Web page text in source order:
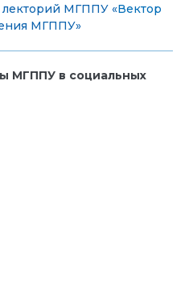
МГППУ «Вектор
МГППУ»
МГППУ в социальных